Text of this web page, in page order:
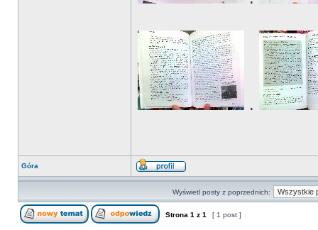
.
Góra
Wyświetl posty z poprzednich:
Strona 1 z 1 [ 1 post ]